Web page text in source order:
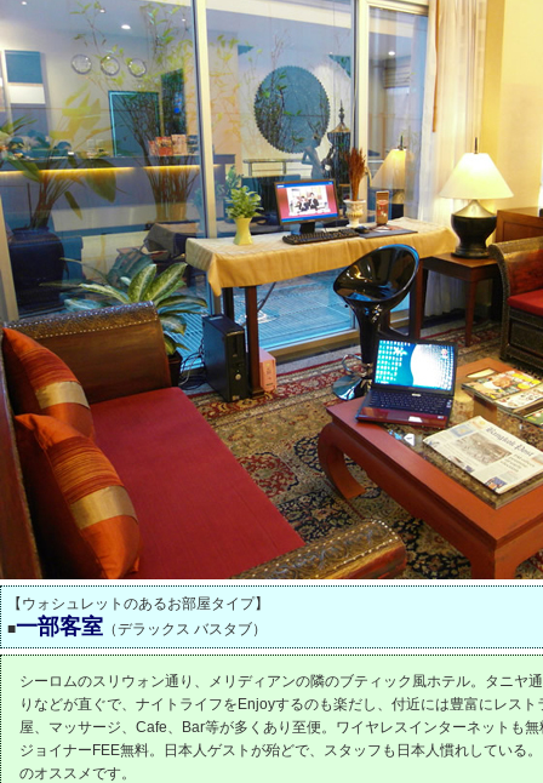
【ウォシュレットのあるお部屋タイプ】
■一部客室 （デラックス バスタブ）
シーロムのスリウォン通り、メリディアンの隣のブティック風ホテル。タニヤ
りなどが直ぐで、ナイトライフをEnjoyするのも楽だし、付近には豊富にレスト
屋、マッサージ、Cafe、Bar等が多くあり至便。ワイヤレスインターネットも
ジョイナーFEE無料。日本人ゲストが殆どで、スタッフも日本人慣れしている
のオススメです。